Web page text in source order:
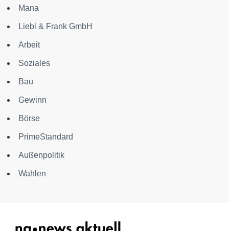
Mana
Liebl & Frank GmbH
Arbeit
Soziales
Bau
Gewinn
Börse
PrimeStandard
Außenpolitik
Wahlen